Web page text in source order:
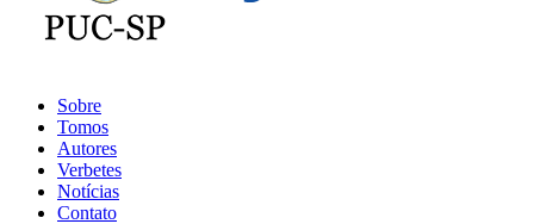
Sobre
Tomos
Autores
Verbetes
Notícias
Contato